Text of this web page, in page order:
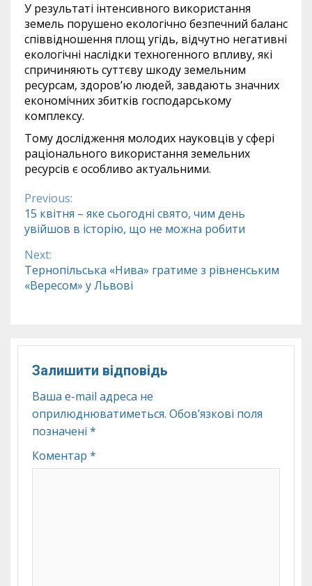
У результаті інтенсивного використання
земель порушено екологічно безпечний баланс
співвідношення площ угідь, відчутно негативні
екологічні наслідки техногенного впливу, які
спричиняють суттєву шкоду земельним
ресурсам, здоров’ю людей, завдають значних
економічних збитків господарському
комплексу.
Тому дослідження молодих науковців у сфері
раціонального використання земельних
ресурсів є особливо актуальними.
Continue
Reading
Previous:
15 квітня – яке сьогодні свято, чим день
увійшов в історію, що не можна робити
Next:
Тернопільська «Нива» гратиме з рівненським
«Вересом» у Львові
Залишити відповідь
Ваша e-mail адреса не
оприлюднюватиметься. Обов’язкові поля
позначені *
Коментар *